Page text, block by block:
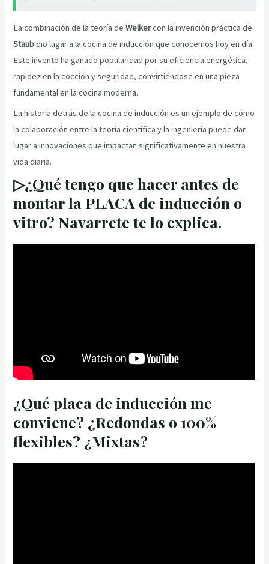
La combinación de la teoría deWelkercon la invención práctica de
Staubdio lugar a la cocina de inducción que conocemos hoy en día.
Este invento ha ganado popularidad por su eficiencia energética,
rapidez en la cocción y seguridad, convirtiéndose en una pieza
fundamental en la cocina moderna.
La historia detrás de la cocina de inducción es un ejemplo de cómo
la colaboración entre la teoría científica y la ingeniería puede dar
lugar a innovaciones que impactan significativamente en nuestra
vida diaria.
▷¿Qué tengo que hacer antes de
montar la PLACA de inducción o
vitro? Navarrete te lo explica.
¿Qué placa de inducción me
conviene? ¿Redondas o 100%
flexibles? ¿Mixtas?